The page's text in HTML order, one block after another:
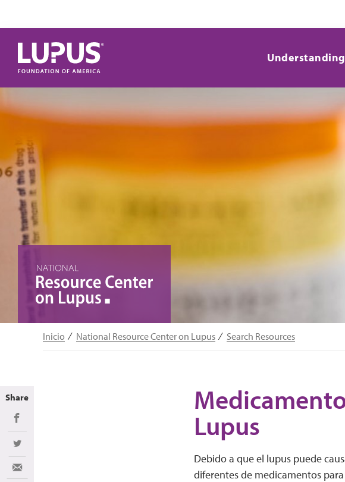
Inicio National Resource Center on Lupus Search Resources
Lupus
Debido a que el lupus puede
diferentes de medicamentos
Share
Share on Facebook
Share on Twitter
Share via Email